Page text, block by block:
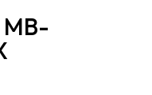
MB-